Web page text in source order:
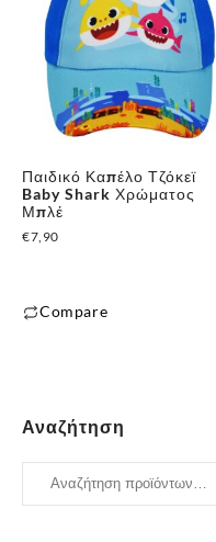
έχει
πολλαπλές
παραλλαγές.
επιλογές
να
επιλεγούν
στη
προϊόντος
Παιδικό Καπέλο Τζόκεϊ
Baby Shark Χρώματος
Μπλέ
€7,90
Compare
έχει
παραλλαγές.
Οι
Αναζήτηση
Αναζήτηση
για: